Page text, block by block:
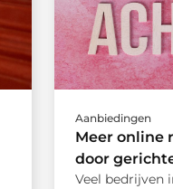
Aanbiedingen
Meer online
door
Veel bedrijven